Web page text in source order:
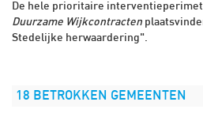
De hele prioritaire
Duurzame Wijkcontracten
Stedelijke herwaardering".
18 BETROKKEN GEMEENTEN